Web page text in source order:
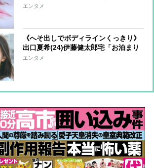
で降板 代役オファーを二つ返事で引
エンタメ
《へそ出しでボディラインくっきり》
出口夏希(24)伊藤健太郎宅「お泊まり
私服」にファン熱視線「Z世代のファ
エンタメ